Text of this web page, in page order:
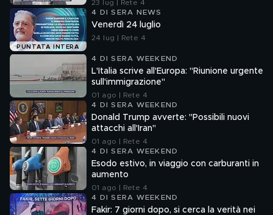
23 lug | Rete 4
PUNTATA INTERA
4 DI SERA NEWS
Venerdì 24 luglio
24 lug | Rete 4
4 DI SERA WEEKEND
L'Italia scrive all'Europa: "Riunione urgente
sull'immigrazione"
01 ago | Rete 4
4 DI SERA WEEKEND
Donald Trump avverte: "Possibili nuovi
attacchi all'Iran"
01 ago | Rete 4
4 DI SERA WEEKEND
Esodo estivo, in viaggio con carburanti in
aumento
01 ago | Rete 4
4 DI SERA WEEKEND
Fakir: 7 giorni dopo, si cerca la verità nei